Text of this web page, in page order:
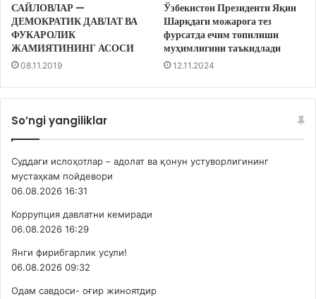
САЙЛОВЛАР —
ДЕМОКРАТИК ДАВЛАТ ВА
ФУКАРОЛИК
ЖАМИЯТИНИНГ АСОСИ
08.11.2019
Ўзбекистон Президенти Яқин
Шарқдаги можарога тез
фурсатда ечим топилиши
муҳимлигини таъкидлади
12.11.2024
So’ngi yangiliklar
Суддаги ислоҳотлар – адолат ва қонун устуворлигининг
мустаҳкам пойдевори
06.08.2026 16:31
Коррупция давлатни кемиради
06.08.2026 16:29
Янги фирибгарлик усули!
06.08.2026 09:32
Одам савдоси- оғир жиноятдир